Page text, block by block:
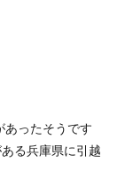
あったそうです
る兵庫県に引越